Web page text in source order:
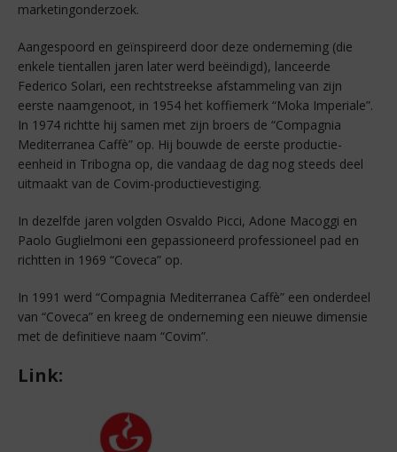
marketingonderzoek.
Aangespoord en geïnspireerd door deze onderneming (die
enkele tientallen jaren later werd beëindigd), lanceerde
Federico Solari, een rechtstreekse afstammeling van zijn
eerste naamgenoot, in 1954 het koffiemerk “Moka Imperiale”.
In 1974 richtte hij samen met zijn broers de “Compagnia
Mediterranea Caffè” op. Hij bouwde de eerste productie-
eenheid in Tribogna op, die vandaag de dag nog steeds deel
uitmaakt van de Covim-productievestiging.
In dezelfde jaren volgden Osvaldo Picci, Adone Macoggi en
Paolo Guglielmoni een gepassioneerd professioneel pad en
richtten in 1969 “Coveca” op.
In 1991 werd “Compagnia Mediterranea Caffè” een onderdeel
van “Coveca” en kreeg de onderneming een nieuwe dimensie
met de definitieve naam “Covim”.
Link: